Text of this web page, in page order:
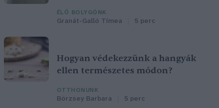
ÉLŐ BOLYGÓNK
Granát-Galló Tímea 5 perc
Hogyan védekezzünk a hangyák
ellen természetes módon?
OTTHONUNK
Börzsey Barbara 5 perc